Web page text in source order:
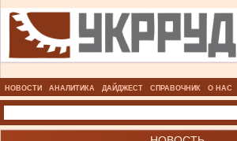
НОВОСТИ АНАЛИТИКА ДАЙДЖЕСТ СПРАВОЧНИК О НАС